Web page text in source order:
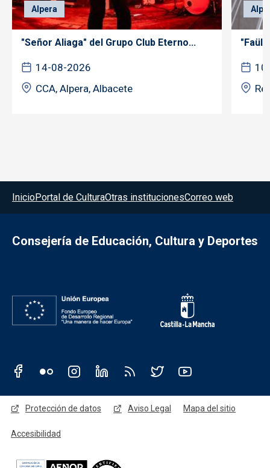
Alpera
"Señor Aliaga" del Grupo Club Eterno...
14-08-2026
CCA, Alpera, Albacete
Menú del pie
InicioPortal de CulturaOtras institucionesCorreo web
Consejería de Educación, Cultura y Deportes
Redes sociales JCCM
Menú legal
Protección de datos Aviso Legal Mapa del sitio
Accesibilidad